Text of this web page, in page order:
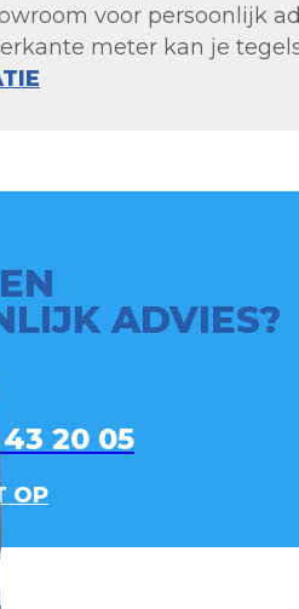
voor persoonlijk
meter kan je
ADVIES?
20 05
OP